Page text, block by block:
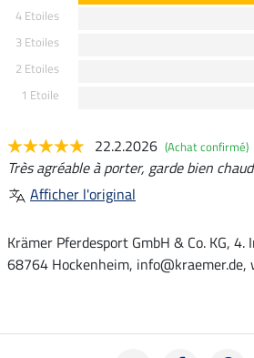
4 Etoiles
3 Etoiles
2 Etoiles
1 Etoile
22.2.2026 (Achat confirmé)
Très agréable à porter, garde bien
Afficher l'original
Krämer Pferdesport GmbH & Co. KG,
68764 Hockenheim, info@kraemer.de,